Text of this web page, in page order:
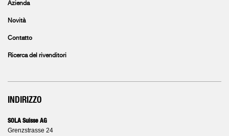
Azienda
Novità
Contatto
Ricerca del rivenditori
INDIRIZZO
SOLA Suisse AG
Grenzstrasse 24